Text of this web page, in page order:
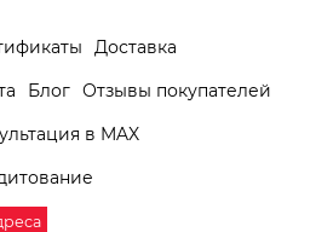
Доставка
Блог Отзывы покупателей
в MAX